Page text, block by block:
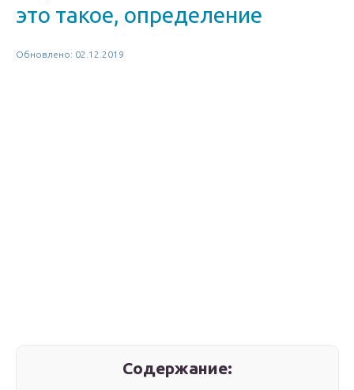
это такое, определение
Обновлено: 02.12.2019
Содержание: